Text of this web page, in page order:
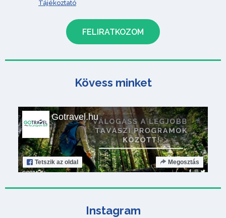
Tájékoztató
Kövess minket
Gotravel.hu
Tetszik az oldal Megosztás
Instagram